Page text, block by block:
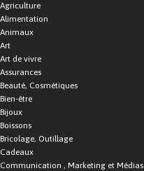
Agriculture
Alimentation
Animaux
Art
Art de vivre
Assurances
Beauté, Cosmétiques
Bien-être
Bijoux
Boissons
Bricolage, Outillage
Cadeaux
Communication , Marketing et Médias